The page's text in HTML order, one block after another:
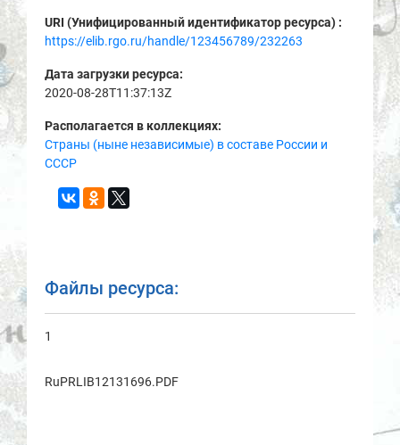
URI (Унифицированный идентификатор ресурса) :
https://elib.rgo.ru/handle/123456789/232263
Дата загрузки ресурса:
2020-08-28T11:37:13Z
Располагается в коллекциях:
Страны (ныне независимые) в составе России и
СССР
Файлы ресурса:
1
RuPRLIB12131696.PDF